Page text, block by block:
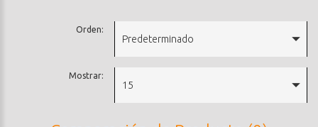
Orden:
Predeterminado
Mostrar:
15